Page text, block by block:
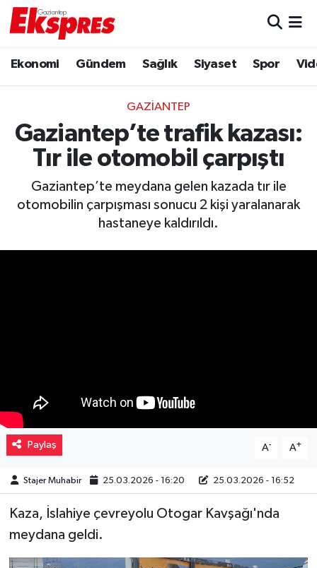
Ekonomi Gündem Sağlık Siyaset Spor
GAZIANTEP
Gaziantep’te trafik kazası:
Tır ile otomobil çarpıştı
Gaziantep’te meydana gelen kazada tır ile
otomobilin çarpışması sonucu 2 kişi yaralanarak
hastaneye kaldırıldı.
Paylaş A- A+
Stajer Muhabir 25.03.2026 - 16:20 25.03.2026 - 16:52
Kaza, İslahiye çevreyolu Otogar Kavşağı'nda
meydana geldi.
Ekonomi
Gaziantep son dakika
Genel
Gündem
Resmi İlanlar
Sağlık
Sinemalar
Siyaset
Spor
Trafik Durumu
Puan Durumu ve Fikstür
Tüm Manşetler
Son Dakika Haberleri